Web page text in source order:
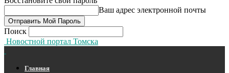
Ваш адрес электронной почты
Поиск
Новостной портал Томска
Главная